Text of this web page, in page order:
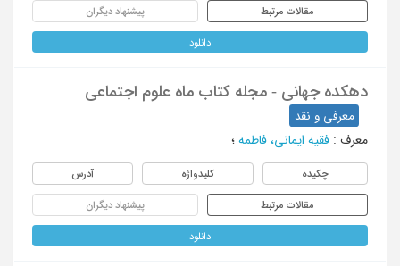
مقالات مرتبط پیشنهاد دیگران
دانلود
دهکده جهانی - مجله کتاب ماه علوم اجتماعی
معرفی و نقد
معرف : فقیه ایمانی، فاطمه ؛
چکیده کلیدواژه آدرس
مقالات مرتبط پیشنهاد دیگران
دانلود